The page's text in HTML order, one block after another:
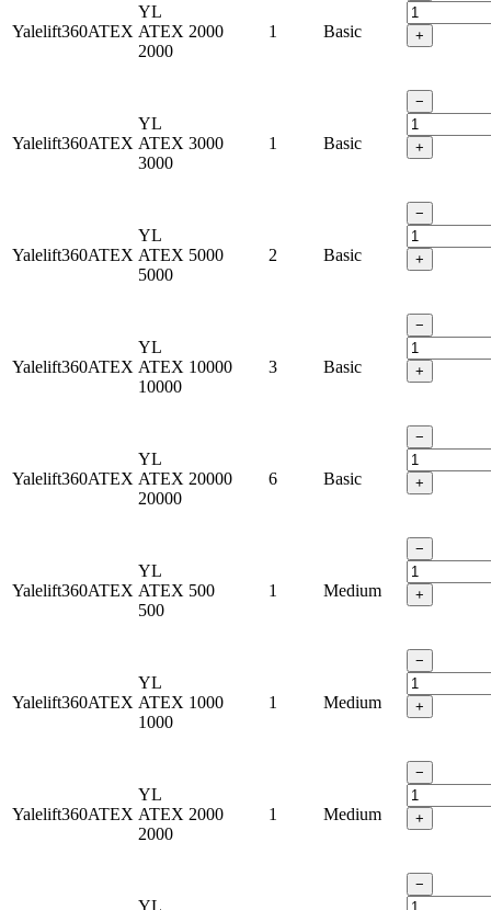
Yalelift360ATEX
YL
ATEX
2000
2000 1 Basic +
Yalelift360ATEX
YL
ATEX
3000
3000 1 Basic
−
+
Yalelift360ATEX
YL
ATEX
5000
5000 2 Basic
−
+
Yalelift360ATEX
YL
ATEX
10000
10000 3 Basic
−
+
Yalelift360ATEX
YL
ATEX
20000
20000 6 Basic
−
+
Yalelift360ATEX
YL
ATEX
500
500 1 Medium
−
+
Yalelift360ATEX
YL
ATEX
1000
1000 1 Medium
−
+
Yalelift360ATEX
YL
ATEX
2000
2000 1 Medium
−
+
YL
−